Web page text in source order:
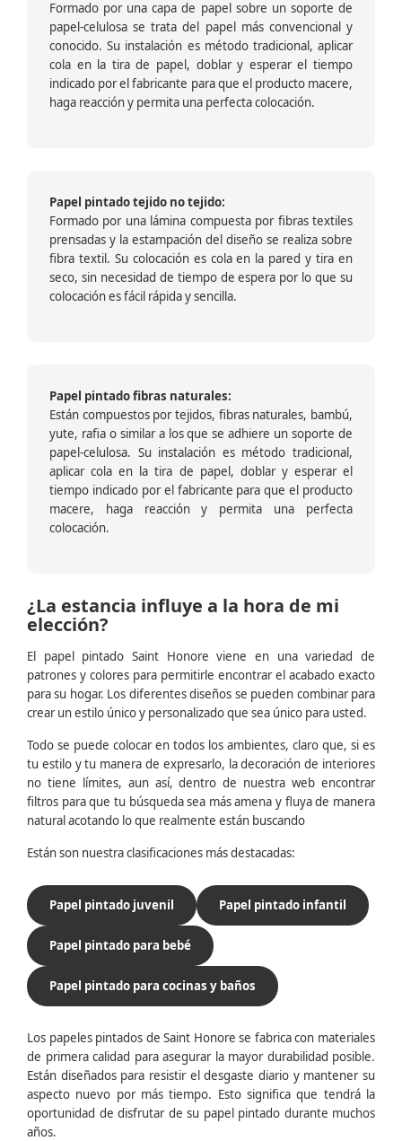
Formado por una capa de papel sobre un soporte de
papel-celulosa se trata del papel más convencional y
conocido. Su instalación es método tradicional, aplicar
cola en la tira de papel, doblar y esperar el tiempo
indicado por el fabricante para que el producto macere,
haga reacción y permita una perfecta colocación.
Papel pintado tejido no tejido:
Formado por una lámina compuesta por fibras textiles
prensadas y la estampación del diseño se realiza sobre
fibra textil. Su colocación es cola en la pared y tira en
seco, sin necesidad de tiempo de espera por lo que su
colocación es fácil rápida y sencilla.
Papel pintado fibras naturales:
Están compuestos por tejidos, fibras naturales, bambú,
yute, rafia o similar a los que se adhiere un soporte de
papel-celulosa. Su instalación es método tradicional,
aplicar cola en la tira de papel, doblar y esperar el
tiempo indicado por el fabricante para que el producto
macere, haga reacción y permita una perfecta
colocación.
¿La estancia influye a la hora de mi
elección?
El papel pintado Saint Honore viene en una variedad de
patrones y colores para permitirle encontrar el acabado exacto
para su hogar. Los diferentes diseños se pueden combinar para
crear un estilo único y personalizado que sea único para usted.
Todo se puede colocar en todos los ambientes, claro que, si es
tu estilo y tu manera de expresarlo, la decoración de interiores
no tiene límites, aun así, dentro de nuestra web encontrar
filtros para que tu búsqueda sea más amena y fluya de manera
natural acotando lo que realmente están buscando
Están son nuestra clasificaciones más destacadas:
Papel pintado juvenil Papel pintado infantil
Papel pintado para bebé
Papel pintado para cocinas y baños
Los papeles pintados de Saint Honore se fabrica con materiales
de primera calidad para asegurar la mayor durabilidad posible.
Están diseñados para resistir el desgaste diario y mantener su
aspecto nuevo por más tiempo. Esto significa que tendrá la
oportunidad de disfrutar de su papel pintado durante muchos
años.